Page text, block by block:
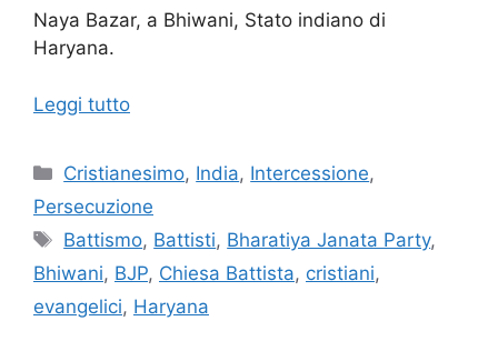
Naya Bazar, a Bhiwani, Stato indiano di
Haryana.
Leggi tutto
Categorie
Cristianesimo, India, Intercessione,
Persecuzione
Tag
Battismo, Battisti, Bharatiya Janata Party,
Bhiwani, BJP, Chiesa Battista, cristiani,
evangelici, Haryana